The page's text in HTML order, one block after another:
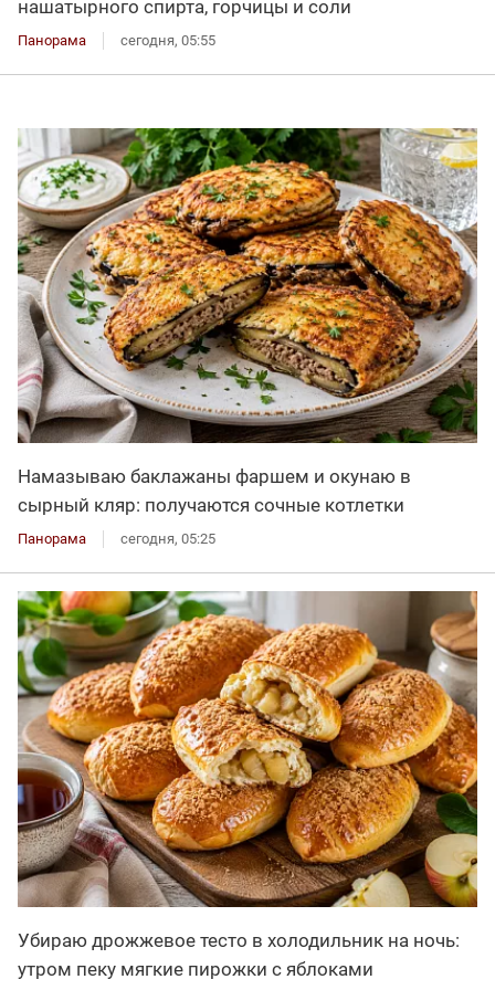
нашатырного спирта, горчицы и соли
Панорама сегодня, 05:55
Намазываю баклажаны фаршем и окунаю в
сырный кляр: получаются сочные котлетки
Панорама сегодня, 05:25
Убираю дрожжевое тесто в холодильник на ночь:
утром пеку мягкие пирожки с яблоками